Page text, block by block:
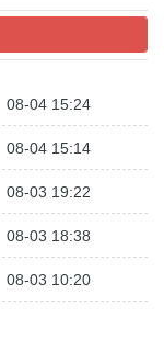
08-04 15:24
08-04 15:14
08-03 19:22
08-03 18:38
08-03 10:20